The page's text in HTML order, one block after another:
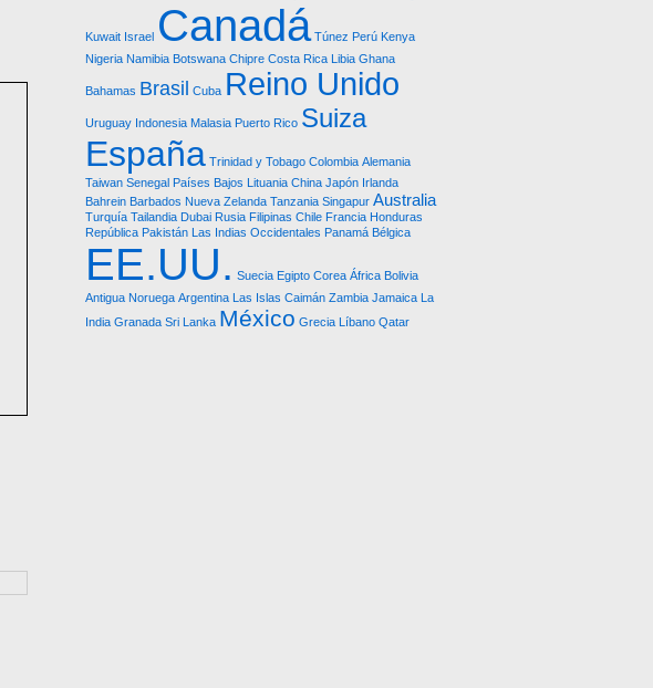
Kuwait Israel Canadá Túnez Perú Kenya
Nigeria Namibia Botswana Chipre Costa Rica Libia Ghana
Bahamas Brasil Cuba Reino Unido
Uruguay Indonesia Malasia Puerto Rico Suiza
España Trinidad y Tobago Colombia Alemania
Taiwan Senegal Países Bajos Lituania China Japón Irlanda
Bahrein Barbados Nueva Zelanda Tanzania Singapur Australia
Turquía Tailandia Dubai Rusia Filipinas Chile Francia Honduras
República Pakistán Las Indias Occidentales Panamá Bélgica
EE.UU. Suecia Egipto Corea África Bolivia
Antigua Noruega Argentina Las Islas Caimán Zambia Jamaica La
India Granada Sri Lanka México Grecia Líbano Qatar